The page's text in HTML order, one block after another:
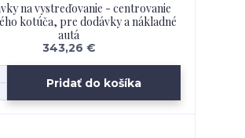
na vystreďovanie - centrovanie
kotúča, pre dodávky a nákladné
autá
343,26 €
Pridať do košíka